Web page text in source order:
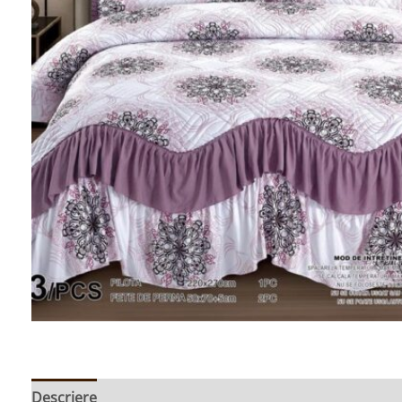
Descriere